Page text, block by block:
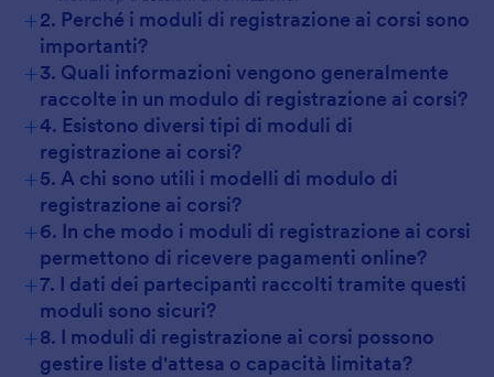
+2. Perché i moduli di registrazione ai corsi sono
importanti?
+3. Quali informazioni vengono generalmente
raccolte in un modulo di registrazione ai corsi?
+4. Esistono diversi tipi di moduli di
registrazione ai corsi?
+5. A chi sono utili i modelli di modulo di
registrazione ai corsi?
+6. In che modo i moduli di registrazione ai corsi
permettono di ricevere pagamenti online?
+7. I dati dei partecipanti raccolti tramite questi
moduli sono sicuri?
+8. I moduli di registrazione ai corsi possono
gestire liste d'attesa o capacità limitata?